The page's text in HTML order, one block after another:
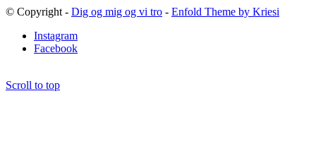
© Copyright - Dig og mig og vi tro - Enfold Theme by Kriesi
Instagram
Facebook
Scroll to top